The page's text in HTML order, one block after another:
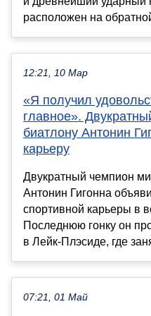
расположен на
12:21, 10 Мар
«Я получил
главное».
биатлону Антонин
карьеру
Двукратный чемпион
Антонин Гигонна
спортивной карьеры в
Последнюю гонку он
в Лейк-Плэсиде, где
07:21, 01 Май